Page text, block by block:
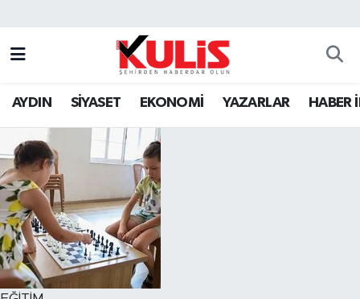
AYDIN SİYASET EKONOMİ YAZARLAR HABER